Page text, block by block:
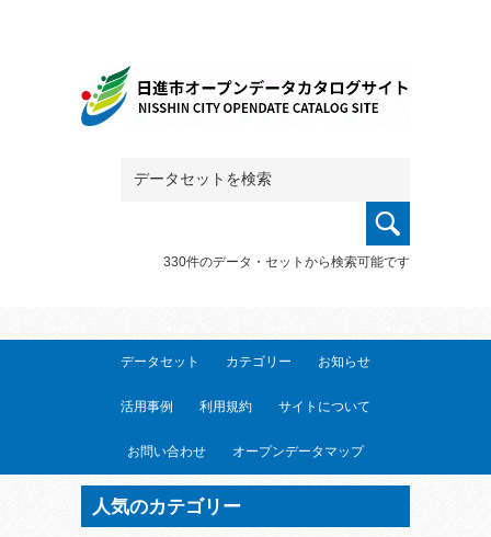
330件のデータ・セットから検索可能です
データセット カテゴリー お知らせ
活用事例 利用規約 サイトについて
お問い合わせ オープンデータマップ
人気のカテゴリー